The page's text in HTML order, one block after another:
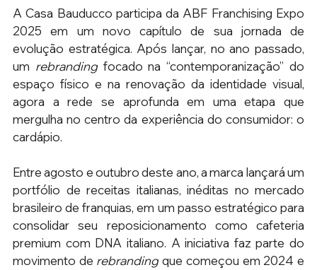
A Casa Bauducco participa da ABF Franchising Expo
2025 em um novo capítulo de sua jornada de
evolução estratégica. Após lançar, no ano passado,
um rebranding focado na “contemporanização” do
espaço físico e na renovação da identidade visual,
agora a rede se aprofunda em uma etapa que
mergulha no centro da experiência do consumidor: o
cardápio.
Entre agosto e outubro deste ano, a marca lançará um
portfólio de receitas italianas, inéditas no mercado
brasileiro de franquias, em um passo estratégico para
consolidar seu reposicionamento como cafeteria
premium com DNA italiano. A iniciativa faz parte do
movimento de rebranding que começou em 2024 e